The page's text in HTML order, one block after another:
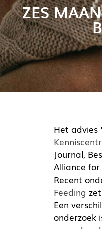
ZES
Het advies
Journal,
Alliance
Recent
Feeding
Een
onderzoek